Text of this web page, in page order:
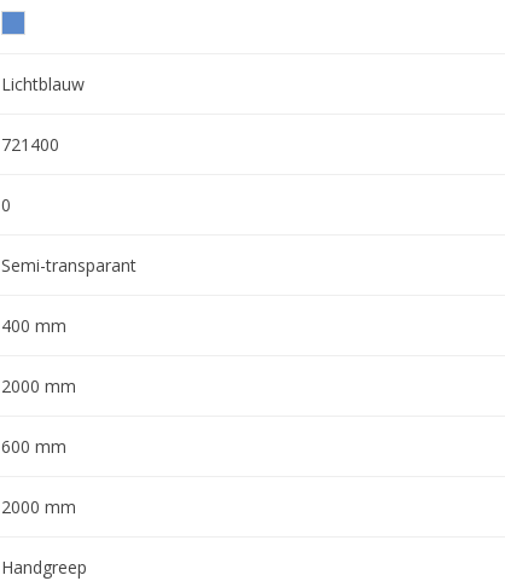
Lichtblauw
721400
0
Semi-transparant
400 mm
2000 mm
600 mm
2000 mm
Handgreep